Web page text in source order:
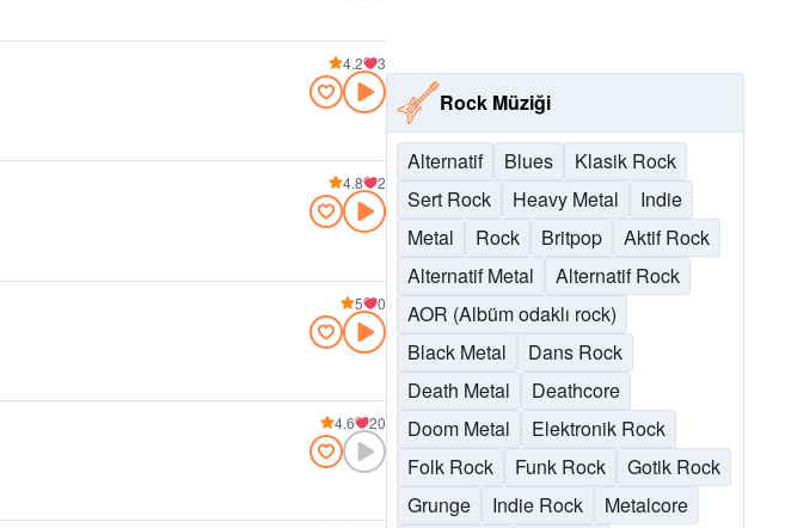
4.2 3
4.8 2
5 0
4.6 20
Rock Müziği
Alternatif Blues
Klasik Rock
Sert Rock
Heavy Metal
Indie
Metal
Rock Britpop
Aktif Rock
Alternatif Metal
Alternatif Rock
AOR (Albüm odaklı rock)
Black Metal
Dans Rock
Death Metal
Deathcore
Doom Metal
Elektronik Rock
Folk Rock
Funk Rock
Gotik Rock
Grunge
Indie Rock
Metalcore